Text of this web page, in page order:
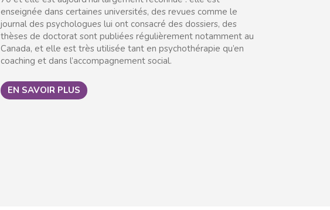
enseignée dans certaines universités, des revues comme le
journal des psychologues lui ont consacré des dossiers, des
thèses de doctorat sont publiées régulièrement notamment au
Canada, et elle est très utilisée tant en psychothérapie qu’en
coaching et dans l’accompagnement social.
EN SAVOIR PLUS